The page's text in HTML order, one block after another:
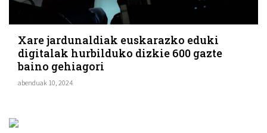
Xare jardunaldiak euskarazko eduki
digitalak hurbilduko dizkie 600 gazte
baino gehiagori
abenduak 10, 2024